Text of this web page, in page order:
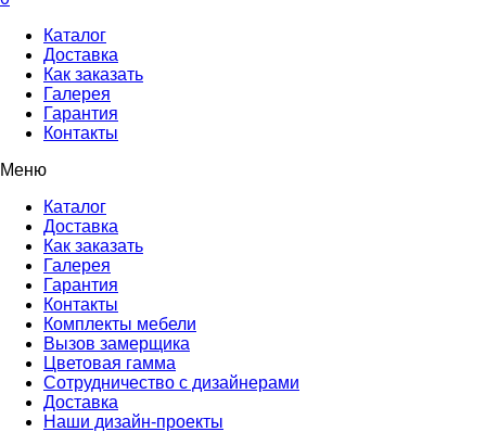
Каталог
Доставка
Как заказать
Галерея
Гарантия
Контакты
Меню
Каталог
Доставка
Как заказать
Галерея
Гарантия
Контакты
Комплекты мебели
Вызов замерщика
Цветовая гамма
Сотрудничество с дизайнерами
Доставка
Наши дизайн-проекты